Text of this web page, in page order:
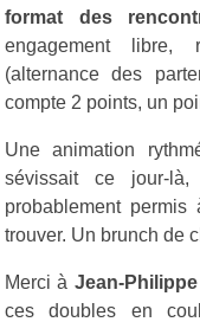
format des
engagement libre,
(alternance des
compte 2 points, un
Une animation
sévissait ce jour-
probablement
trouver. Un brunch de
Merci à Jean-
ces doubles en